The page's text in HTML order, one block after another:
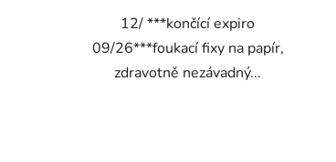
12/ ***končící expiro
09/26***foukací fixy na papír,
zdravotně nezávadný...